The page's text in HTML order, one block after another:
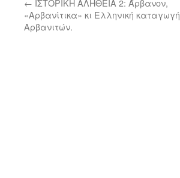
← ΙΣΤΟΡΙΚΗ ΑΛΗΘΕΙΑ 2: Άρβανον,
«Αρβανίτικα» κι Ελληνική καταγωγή
Αρβανιτών.